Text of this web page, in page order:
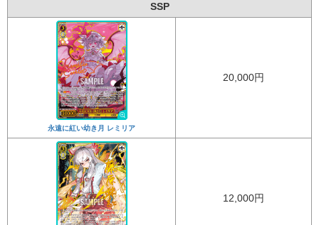
SSP
永遠に紅い幼き月 レミリア
20,000円
12,000円